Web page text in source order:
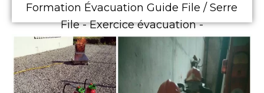
Formation Évacuation Guide File / Serre
File - Exercice évacuation -